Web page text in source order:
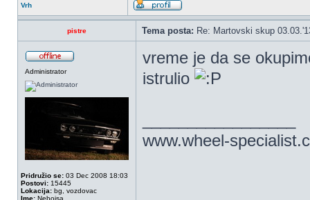
Vrh
pistre Tema posta: Re: Martovski skup
Administrator
Pridružio se: 03 Dec 2008 18:03
Postovi: 15445
Lokacija: bg, vozdovac
Ime: Nebojsa
vreme je da se
istrulio
www.wheel-